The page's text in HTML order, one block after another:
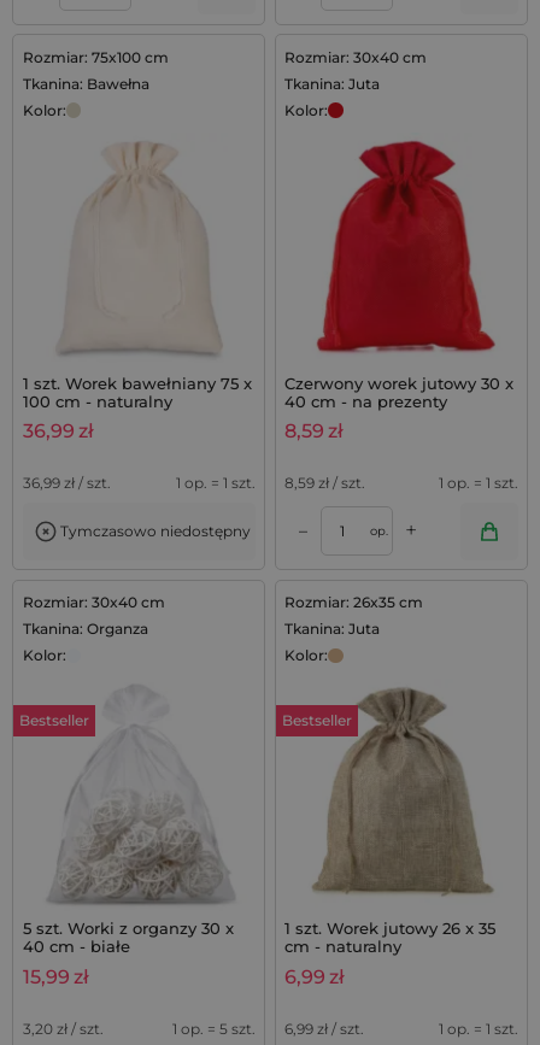
Rozmiar: 75x100 cm
Tkanina: Bawełna
Kolor:
1 szt. Worek bawełniany 75 x
100 cm - naturalny
36,99 zł
36,99 zł / szt. 1 op. = 1 szt.
Tymczasowo niedostępny
Rozmiar: 30x40 cm
Tkanina: Juta
Kolor:
Czerwony worek jutowy 30 x
40 cm - na prezenty
świąteczne
8,59 zł
8,59 zł / szt. 1 op. = 1 szt.
– op. +
Rozmiar: 30x40 cm
Tkanina: Organza
Kolor:
Bestseller
5 szt. Worki z organzy 30 x
40 cm - białe
15,99 zł
3,20 zł / szt. 1 op. = 5 szt.
Rozmiar: 26x35 cm
Tkanina: Juta
Kolor:
Bestseller
1 szt. Worek jutowy 26 x 35
cm - naturalny
6,99 zł
6,99 zł / szt. 1 op. = 1 szt.